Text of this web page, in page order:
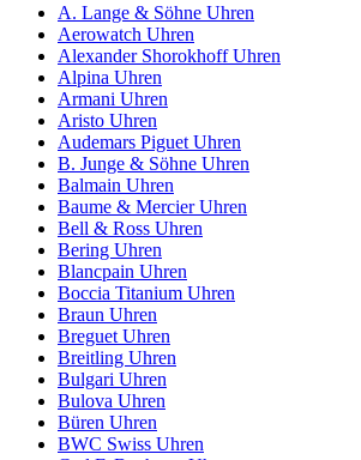
A. Lange & Söhne Uhren
Aerowatch Uhren
Alexander Shorokhoff Uhren
Alpina Uhren
Armani Uhren
Aristo Uhren
Audemars Piguet Uhren
B. Junge & Söhne Uhren
Balmain Uhren
Baume & Mercier Uhren
Bell & Ross Uhren
Bering Uhren
Blancpain Uhren
Boccia Titanium Uhren
Braun Uhren
Breguet Uhren
Breitling Uhren
Bulgari Uhren
Bulova Uhren
Büren Uhren
BWC Swiss Uhren